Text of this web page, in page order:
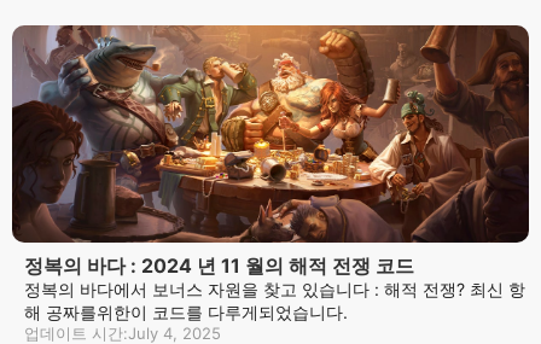
정복의 바다 : 2024 년 11 월의 해적 전쟁 코드
정복의 바다에서 보너스 자원을 찾고 있습니다 : 해적 전쟁? 최신 항
해 공짜를위한이 코드를 다루게되었습니다.
업데이트 시간:July 4, 2025